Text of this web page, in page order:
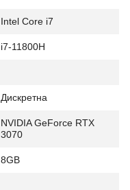
Intel Core i7
i7-11800H
Дискретна
NVIDIA GeForce RTX
3070
8GB